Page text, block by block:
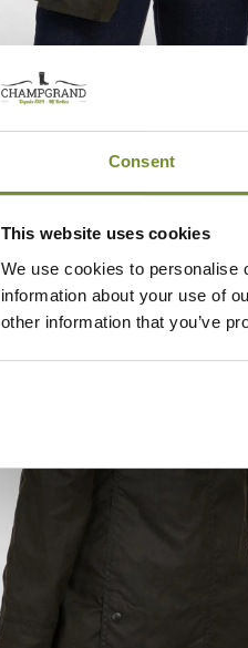
Consent
This website uses cookies
We use cookies to personalise
information about your use of
other information that you’ve